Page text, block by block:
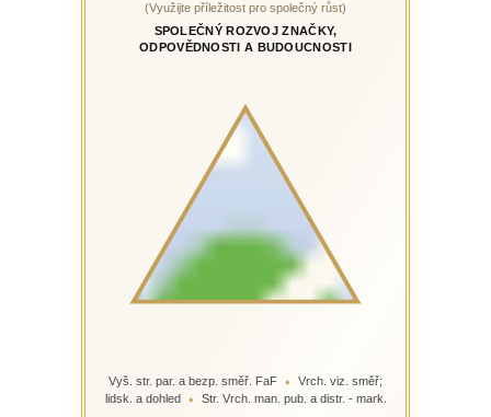
(Využijte příležitost pro společný růst)
SPOLEČNÝ ROZVOJ ZNAČKY,
ODPOVĚDNOSTI A BUDOUCNOSTI
Vyš. str. par. a bezp. směř. FaF ♦
Vrch. viz. směř;
lidsk. a dohled
♦ Str. Vrch. man. pub. a distr. - mark.